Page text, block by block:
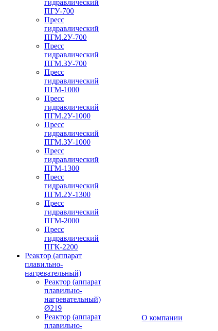
гидравлический
ПГУ-700
Пресс
гидравлический
ПГМ.2У-700
Пресс
гидравлический
ПГМ.3У-700
Пресс
гидравлический
ПГМ-1000
Пресс
гидравлический
ПГМ.2У-1000
Пресс
гидравлический
ПГМ.3У-1000
Пресс
гидравлический
ПГМ-1300
Пресс
гидравлический
ПГМ.2У-1300
Пресс
гидравлический
ПГМ-2000
Пресс
гидравлический
ПГК-2200
Реактор (аппарат
плавильно-
нагревательный)
Реактор (аппарат
плавильно-
нагревательный)
Ø219
Реактор (аппарат
плавильно-
О компании